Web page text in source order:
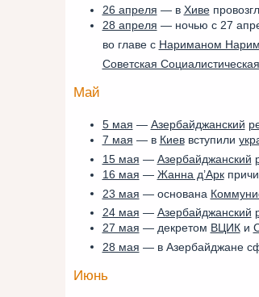
26 апреля — в Хиве
28 апреля — ночью с 27
во главе с Нариманом
Советская
Май
5 мая — Азербайджанский
7 мая — в Киеввступили
15 мая — Азербайджанский
16 мая — Жанна д’Арк
23 мая — основана
24 мая — Азербайджанский
27 мая — декретом ВЦИКи
28 мая — в Азербайджане
Июнь